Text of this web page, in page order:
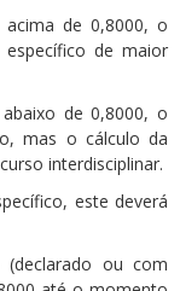
de 0,8000, o
de maior
de 0,8000, o
mas o cálculo da
interdisciplinar.
este deverá
(declarado ou com